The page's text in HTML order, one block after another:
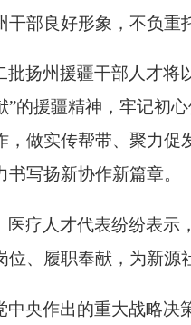
干部良好形象，不负
批扬州援疆干部人才
”的援疆精神，牢记初
，做实传帮带、聚力
写扬新协作新篇章。
医疗人才代表纷纷表
位、履职奉献，为新
中央作出的重大战略